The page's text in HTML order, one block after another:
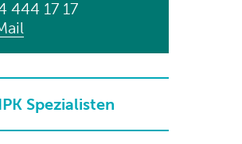
444 17 17
Spezialisten